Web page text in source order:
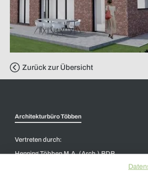
Zurück zur Übersicht
Architekturbüro Többen
Vertreten durch:
Henning Többen M.A. (Arch.) BDB